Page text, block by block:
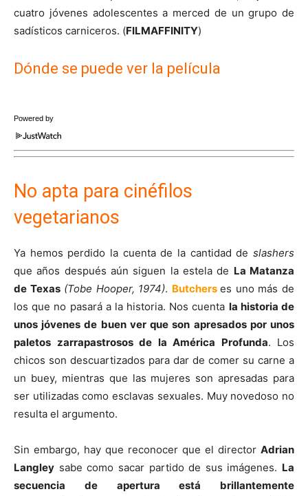
cuatro jóvenes adolescentes a merced de un grupo de
sadísticos carniceros. (FILMAFFINITY)
Dónde se puede ver la película
Powered by
No apta para cinéfilos
vegetarianos
Ya hemos perdido la cuenta de la cantidad de slashers
que años después aún siguen la estela de La Matanza
de Texas (Tobe Hooper, 1974). Butchers es uno más de
los que no pasará a la historia. Nos cuenta la historia de
unos jóvenes de buen ver que son apresados por unos
paletos zarrapastrosos de la América Profunda. Los
chicos son descuartizados para dar de comer su carne a
un buey, mientras que las mujeres son apresadas para
ser utilizadas como esclavas sexuales. Muy novedoso no
resulta el argumento.
Sin embargo, hay que reconocer que el director Adrian
Langley sabe como sacar partido de sus imágenes. La
secuencia de apertura está brillantemente